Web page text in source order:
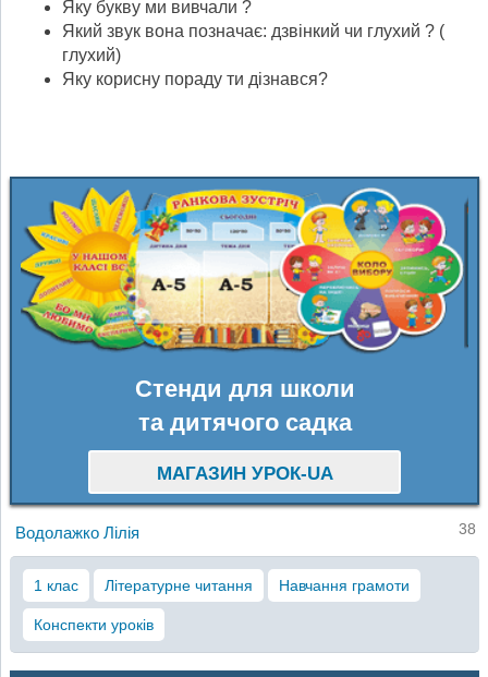
Яку букву ми вивчали ?
Який звук вона позначає: дзвінкий чи глухий ? (
глухий)
Яку корисну пораду ти дізнався?
Стенди для школи
та дитячого садка
МАГАЗИН УРОК-UA
Водолажко Лілія 38
1 клас Літературне читання Навчання грамоти
Конспекти уроків